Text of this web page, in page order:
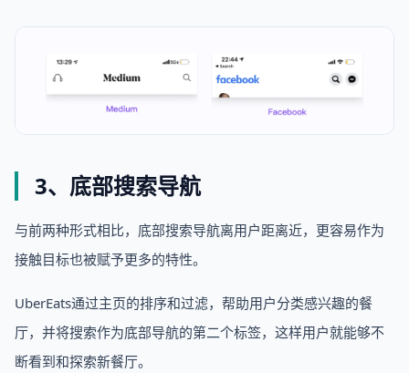
3、底部搜索导航
与前两种形式相比，底部搜索导航离用户距离近，更容易作为
接触目标也被赋予更多的特性。
UberEats通过主页的排序和过滤，帮助用户分类感兴趣的餐
厅，并将搜索作为底部导航的第二个标签，这样用户就能够不
断看到和探索新餐厅。